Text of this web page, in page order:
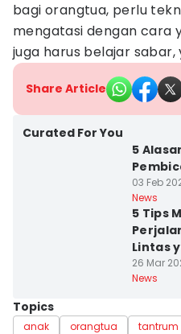
bagi orangtua, perlu
mengatasi dengan cara
juga harus belajar sabar,
Share Article
Curated For You
5
03 Feb
News
5 Tips
Lintas
26 Mar
News
Topics
anak orangtua tantrum